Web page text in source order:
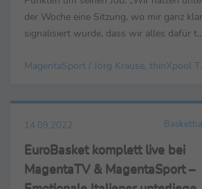
der Woche eine Sitzung, wo mir ganz klar
signalisiert wurde, dass wir alles dafür
hoffentlich bald auch positiv gestalten zu
alles auf den Trainer zu schieben. Ich
14.09.2022
EuroBasket komplett live bei
MagentaTV & MagentaSport –